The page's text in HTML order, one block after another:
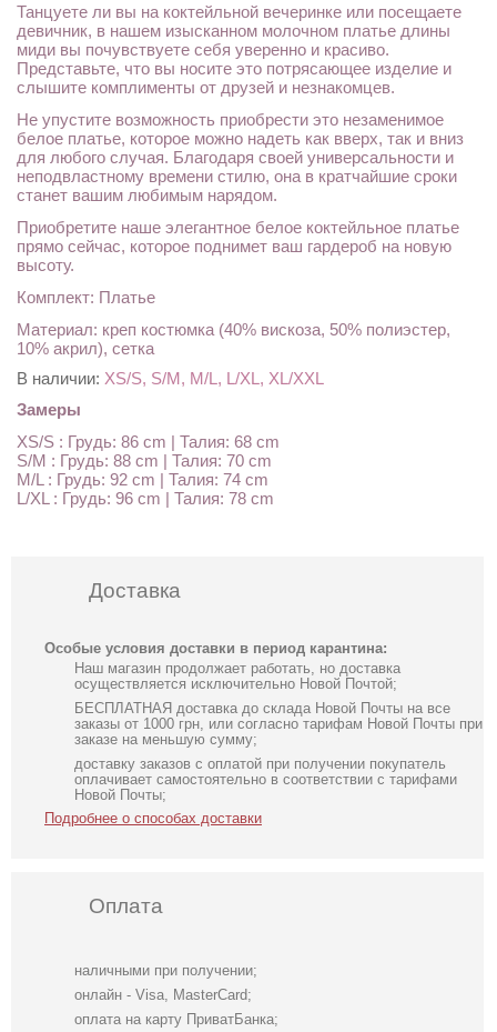
Танцуете ли вы на коктейльной вечеринке или посещаете
девичник, в нашем изысканном молочном платье длины
миди вы почувствуете себя уверенно и красиво.
Представьте, что вы носите это потрясающее изделие и
слышите комплименты от друзей и незнакомцев.
Не упустите возможность приобрести это незаменимое
белое платье, которое можно надеть как вверх, так и вниз
для любого случая. Благодаря своей универсальности и
неподвластному времени стилю, она в кратчайшие сроки
станет вашим любимым нарядом.
Приобретите наше элегантное белое коктейльное платье
прямо сейчас, которое поднимет ваш гардероб на новую
высоту.
Комплект: Платье
Материал: креп костюмка (40% вискоза, 50% полиэстер,
10% акрил), сетка
В наличии: XS/S, S/M, M/L, L/XL, XL/XXL
Замеры
XS/S : Грудь: 86 cm | Талия: 68 cm
S/M : Грудь: 88 cm | Талия: 70 cm
M/L : Грудь: 92 cm | Талия: 74 cm
L/XL : Грудь: 96 cm | Талия: 78 cm
Доставка
Особые условия доставки в период карантина:
Наш магазин продолжает работать, но доставка
осуществляется исключительно Новой Почтой;
БЕСПЛАТНАЯ доставка до склада Новой Почты на все
заказы от 1000 грн, или согласно тарифам Новой Почты при
заказе на меньшую сумму;
доставку заказов с оплатой при получении покупатель
оплачивает самостоятельно в соответствии с тарифами
Новой Почты;
Подробнее о способах доставки
Оплата
наличными при получении;
онлайн - Visa, MasterCard;
оплата на карту ПриватБанка;